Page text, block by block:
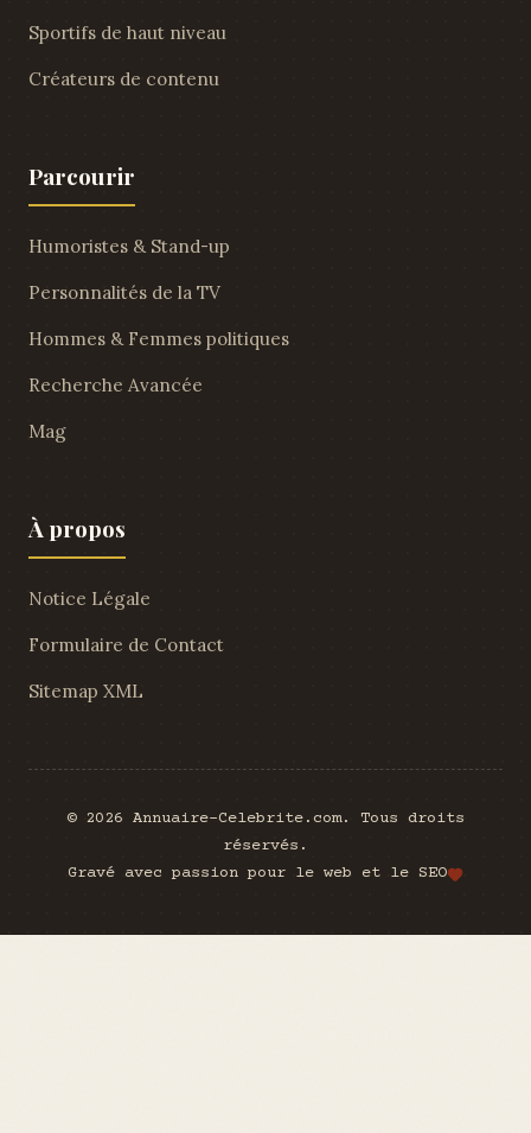
Sportifs de haut niveau
Créateurs de contenu
Parcourir
Humoristes & Stand-up
Personnalités de la TV
Hommes & Femmes politiques
Recherche Avancée
Mag
À propos
Notice Légale
Formulaire de Contact
Sitemap XML
© 2026 Annuaire-Celebrite.com. Tous droits
réservés.
Gravé avec passion pour le web et le SEO